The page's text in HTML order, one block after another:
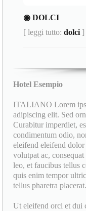
◉ DOLCI
[ leggi tutto:dolci ]
Hotel Esempio
ITALIANO Lorem
adipiscing elit. Sed
Curabitur imperdiet,
condimentum odio,
eleifend eleifend
volutpat ac,
leo, et faucibus tellus
quis enim tempor
tellus pharetra placerat.
Ut eleifend orci et dui